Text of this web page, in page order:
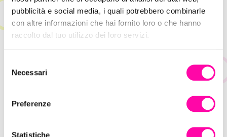
pubblicità e social media, i quali potrebbero combinarle
con altre informazioni che hai fornito loro o che hanno
raccolto dal tuo utilizzo dei loro servizi.
Necessari
Preferenze
Statistiche
SEO